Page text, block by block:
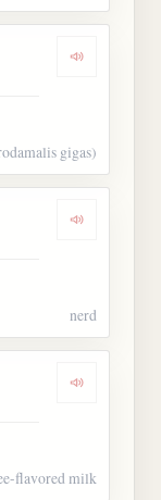
Dengarkan
gigas)
Dengarkan
nerd
Dengarkan
flavored milk